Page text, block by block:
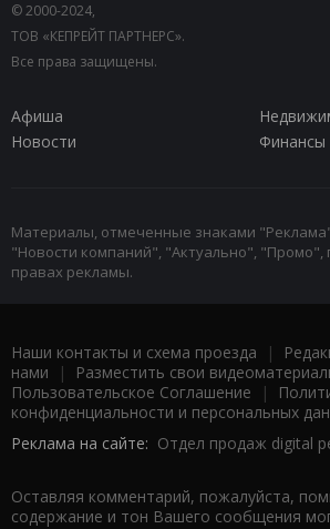
© 2000-2024,
ТОВ «КЕПРЕЙТ ПАРТНЕРС».
Все права защищены.
Афиша
Новости
Финансы
Материалы, отмеченные знаками
"Новости компаний", "Актуально", "Промо",
правах рекламы.
Наши контакты и схема проезда |
нами | Разместить свои
Пользовательское Соглашение |
конфиденциальности и персональных
Реклама на сайте: Отдел продаж digital
Оставляя комментарий, пожалуйста,
содержание и тон Вашего сообщения